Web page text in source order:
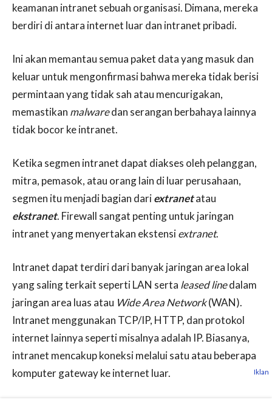
keamanan intranet sebuah organisasi. Dimana, mereka
berdiri di antara internet luar dan intranet pribadi.
Ini akan memantau semua paket data yang masuk dan
keluar untuk mengonfirmasi bahwa mereka tidak berisi
permintaan yang tidak sah atau mencurigakan,
memastikan malwaredan serangan berbahaya lainnya
tidak bocor ke intranet.
Ketika segmen intranet dapat diakses oleh pelanggan,
mitra, pemasok, atau orang lain di luar perusahaan,
segmen itu menjadi bagian dariextranetatau
ekstranet. Firewall sangat penting untuk jaringan
intranet yang menyertakan ekstensiextranet.
Intranet dapat terdiri dari banyak jaringan area lokal
yang saling terkait seperti LAN serta leased linedalam
jaringan area luas atau Wide Area Network(WAN).
Intranet menggunakan TCP/IP, HTTP, dan protokol
internet lainnya seperti misalnya adalah IP. Biasanya,
intranet mencakup koneksi melalui satu atau beberapa
komputer gateway ke internet luar.
Iklan